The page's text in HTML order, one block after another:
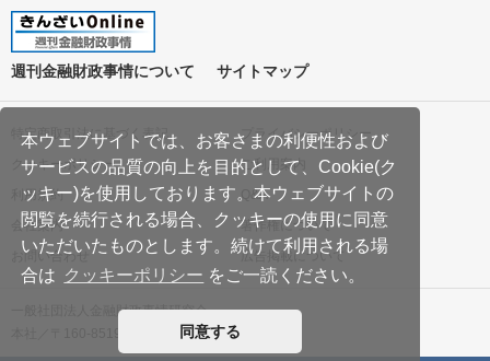
本ウェブサイトでは、お客さまの利便性および
サービスの品質の向上を目的として、Cookie(ク
ッキー)を使用しております。本ウェブサイトの
閲覧を続行される場合、クッキーの使用に同意
いただいたものとします。続けて利用される場
合は クッキーポリシー をご一読ください。
同意する
週刊金融財政事情について サイトマップ
特定商取引法に基づく表記
プライバシーポリシー
クッキーポリシー
ご利用案内
利用規約
Q&A
会社案内
著作権について
お問い合わせ
広告掲載について
一般社団法人金融財政事情研究会
本社／〒160-8519 東京都新宿区南元町19